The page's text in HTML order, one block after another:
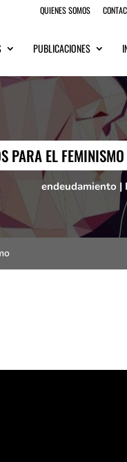
QUIENES SOMOS
PUBLICACIONES
PARA EL FEMINISMO
endeudamiento |